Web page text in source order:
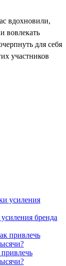
вдохновили,
вовлекать
для себя
участников
бренда